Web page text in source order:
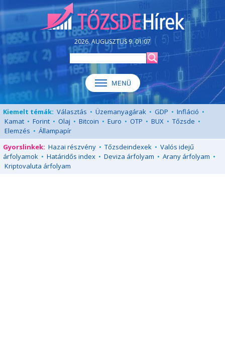
2026. AUGUSZTUS 9. 01:07
Kiemelt témák: Választás • Üzemanyagárak • GDP • Infláció •
Kamat • Forint • Olaj • Bitcoin • Euro • OTP • BUX • Tőzsde •
Elemzés • Állampapír
Gyorslinkek: Hazai részvény • Tőzsdeindexek • Valós idejű
árfolyamok • Határidős index • Deviza árfolyam • Arany árfolyam •
Kriptovaluta árfolyam